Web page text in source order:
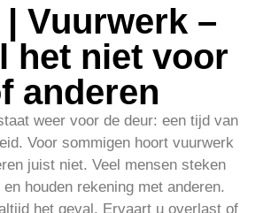
Vuurwerk –
het niet voor
anderen
weer voor de deur: een tijd van
Voor sommigen hoort vuurwerk
juist niet. Veel mensen steken
houden rekening met anderen.
het geval. Ervaart u overlast of